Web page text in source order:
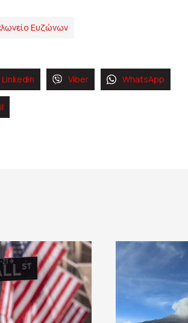
Ευζώνων
Linkedin Viber WhatsApp